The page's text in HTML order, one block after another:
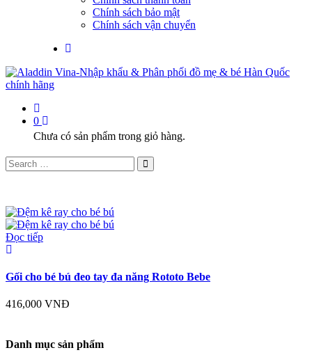
Chính sách bảo mật
Chính sách vận chuyển
0
Chưa có sản phẩm trong giỏ hàng.
Đọc tiếp
Gối cho bé bú đeo tay đa năng Rototo Bebe
416,000 VNĐ
Danh mục sản phẩm